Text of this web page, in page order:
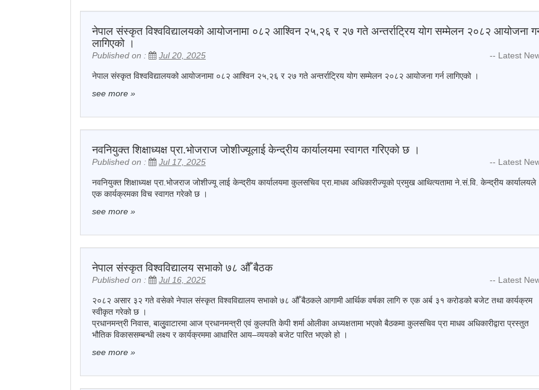
नेपाल संस्कृत विश्वविद्यालयको आयोजनामा ०८२ आश्विन २५,२६ र २७ गते अन्तर्राट्रिय योग सम्मेलन २०८२ आयोजना
लागिएको ।
Published on : Jul 20, 2025 -- Latest
नेपाल संस्कृत विश्वविद्यालयको आयोजनामा ०८२ आश्विन २५,२६ र २७ गते अन्तर्राट्रिय योग सम्मेलन २०८२ आयोजना गर्न लागिएको ।
see more »
नवनियुक्त शिक्षाध्यक्ष प्रा.भोजराज जोशीज्यूलाई केन्द्रीय कार्यालयमा स्वागत गरिएको छ ।
Published on : Jul 17, 2025 -- Latest
नवनियुक्त शिक्षाध्यक्ष प्रा.भोजराज जोशीज्यू लाई केन्द्रीय कार्यालयमा कुलसचिव प्रा.माधव अधिकारीज्यूको प्रमुख आथित्यतामा ने.सं.वि. केन्द्रीय कार्यालयले
एक कार्यक्रमका विच स्वागत गरेको छ ।
see more »
नेपाल संस्कृत विश्वविद्यालय सभाको ७८ औँ बैठक
Published on : Jul 16, 2025 -- Latest
२०८२ असार ३२ गते वसेको नेपाल संस्कृत विश्वविद्यालय सभाको ७८ औँ बैठकले आगामी आर्थिक वर्षका लागि रु एक अर्ब ३१ करोडको बजेट तथा कार्यक्रम
स्वीकृत गरेको छ ।
प्रधानमन्त्री निवास, बालुुवाटारमा आज प्रधानमन्त्री एवं कुलपति केपी शर्मा ओलीका अध्यक्षतामा भएको बैठकमा कुलसचिव प्रा माधव अधिकारीद्वारा प्रस्तुत
भौतिक विकाससम्बन्धी लक्ष्य र कार्यक्रममा आधारित आय–व्ययको बजेट पारित भएको हो ।
see more »